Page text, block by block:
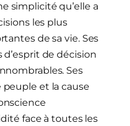
simplicité qu’elle a
les plus
de sa vie. Ses
de décision
Ses
peuple et la cause
face à toutes les